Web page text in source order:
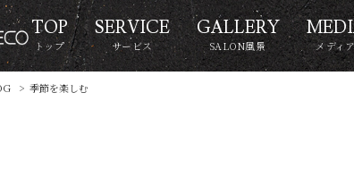
TOP
トップ
SERVICE
サービス
GALLERY
SALON風景 メディア
> 季節を楽しむ